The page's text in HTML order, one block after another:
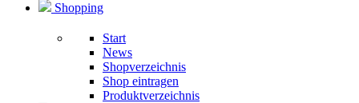
Shopping
Start
News
Shopverzeichnis
Shop eintragen
Produktverzeichnis